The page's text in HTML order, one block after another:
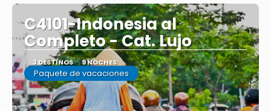
C4101-Indonesia al
Completo - Cat. Lujo
3 DESTINOS 9 NOCHES
Paquete de vacaciones